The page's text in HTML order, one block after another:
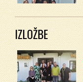
IZLOŽBE